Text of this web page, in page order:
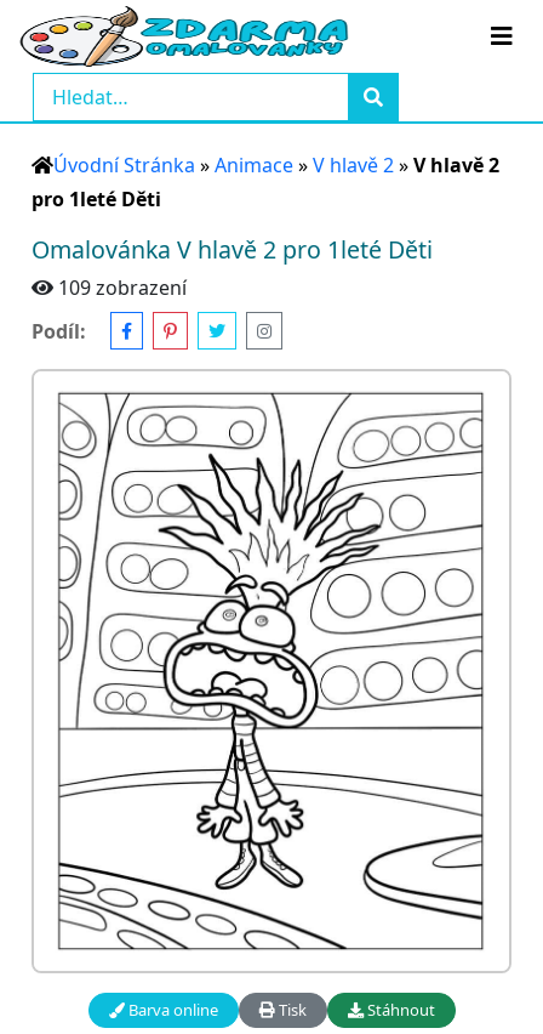
Úvodní Stránka »Animace»V hlavě 2»V hlavě 2
pro 1leté Děti
Omalovánka V hlavě 2 pro 1leté Děti
109 zobrazení
Podíl:
Barva online Tisk Stáhnout